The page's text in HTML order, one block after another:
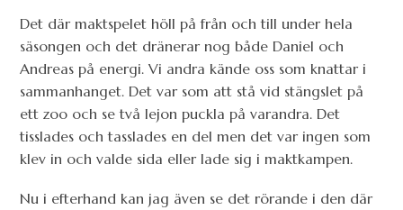
Det där maktspelet höll på från och till under hela
säsongen och det dränerar nog både Daniel och
Andreas på energi. Vi andra kände oss som knattar i
sammanhanget. Det var som att stå vid stängslet på
ett zoo och se två lejon puckla på varandra. Det
tisslades och tasslades en del men det var ingen som
klev in och valde sida eller lade sig i maktkampen.
Nu i efterhand kan jag även se det rörande i den där